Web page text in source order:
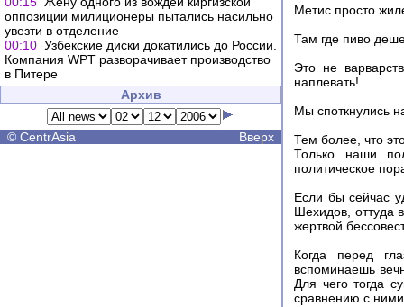
оппозиции милиционеры пытались насильно
увезти в отделение
00:10 Узбекские диски докатились до России.
Компания WPT разворачивает производство
в Питере
Архив
© CentrAsia Вверх
Метис просто
Там где пиво
Это не
наплевать!
Мы споткнулись
Тем более, что
Только наши
политическое
Если бы сейчас
Шехидов, оттуда
жертвой
Когда перед
вспоминаешь
Для чего тогда
сравнению с